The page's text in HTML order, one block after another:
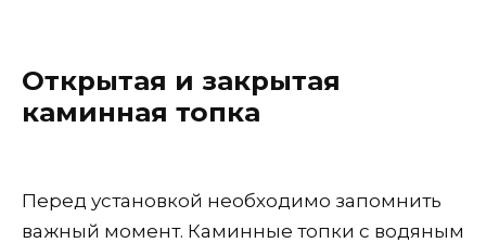
Открытая и закрытая
каминная топка
Перед установкой необходимо запомнить
важный момент. Каминные топки с водяным